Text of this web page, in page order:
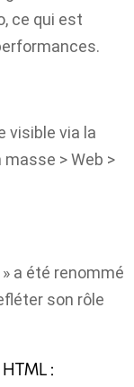
ce qui est
visible via la
> Web >
a été renommé
son rôle
: